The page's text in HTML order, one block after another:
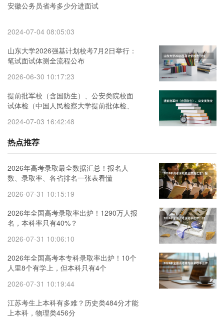
安徽公务员省考多少分进面试
2024-07-04 08:05:03
山东大学2026强基计划校考7月2日举行：
笔试面试体测全流程公布
2026-06-30 10:17:23
提前批军校（含国防生）、公安类院校面
试体检（中国人民检察大学提前批体检、
2024-07-03 16:42:48
热点推荐
2026年高考录取最全数据汇总！报名人
数、录取率、各省排名一张表看懂
2026-07-31 10:15:19
2026年全国高考录取率出炉！1290万人报
名，本科率只有40%？
2026-07-31 10:06:10
2026年全国高考本专科录取率出炉！10个
人里8个有学上，但本科只有4个
2026-07-31 10:19:44
江苏考生上本科有多难？历史类484分才能
上本科，物理类456分